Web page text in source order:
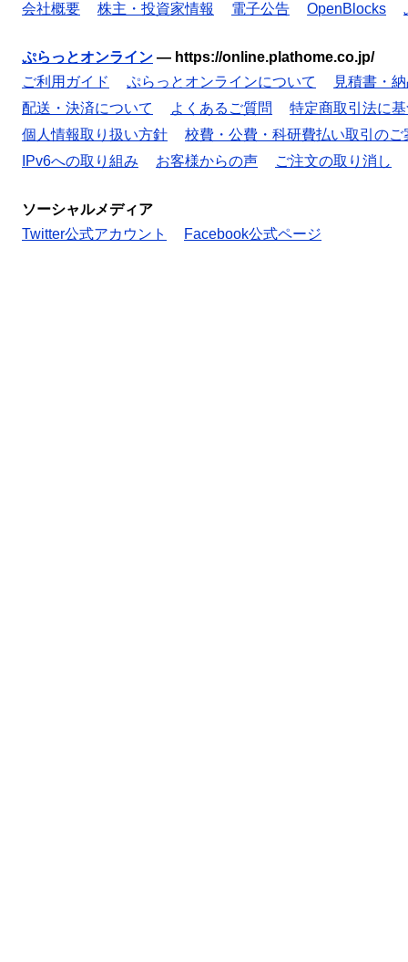
会社概要 株主・投資家情報 電子公告 OpenBlocks
ぷらっとオンライン — https://online.plathome.co.jp/
ご利用ガイド
ぷらっとオンラインについて
見積書・
配送・決済について
よくあるご質問
特定商取引法に
個人情報取り扱い方針
校費・公費・科研費払い取引のご
IPv6への取り組み
お客様からの声 ご注文の取り消し
ソーシャルメディア
Twitter公式アカウント
Facebook公式ページ